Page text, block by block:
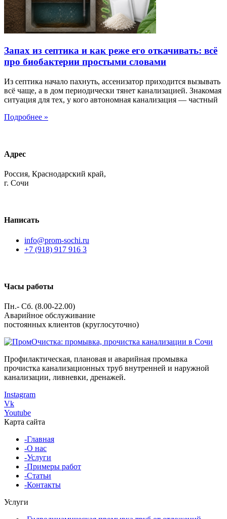
Запах из септика и как реже его откачивать: всё
про биобактерии простыми словами
Из септика начало пахнуть, ассенизатор приходится вызывать
всё чаще, а в дом периодически тянет канализацией. Знакомая
ситуация для тех, у кого автономная канализация — частный
Подробнее »
Адрес
Россия, Краснодарский край,
г. Сочи
Написать
info@prom-sochi.ru
+7 (918) 917 916 3
Часы работы
Пн.- Сб. (8.00-22.00)
Аварийное обслуживание
постоянных клиентов (круглосуточно)
Профилактическая, плановая и аварийная промывка
прочистка канализационных труб внутренней и наружной
канализации, ливневки, дренажей.
Instagram
Vk
Youtube
Карта сайта
-Главная
-О нас
-Услуги
-Примеры работ
-Статьи
-Контакты
Услуги